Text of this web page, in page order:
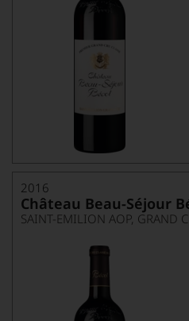
2016
Château Beau-Séjour
SAINT-EMILION AOP, GRAND